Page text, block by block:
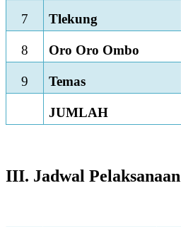
7 Tlekung
8 Oro Oro Ombo
9 Temas
JUMLAH
III. Jadwal Pelaksanaan